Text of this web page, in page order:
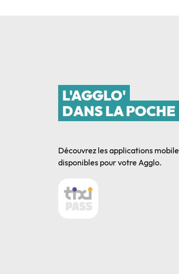
L'AGGLO'
DANS LA POCHE
Découvrez les applications mobile
disponibles pour votre Agglo.